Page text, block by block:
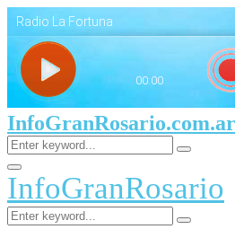
InfoGranRosario.com.ar
Search
for:
Search
Facebook
Twitter
Youtube
Primary
Menu
InfoGranRosario
Search
for:
Search